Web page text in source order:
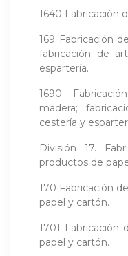
1640 Fabricación
169 Fabricación
fabricación de
espartería.
1690
madera;
cestería y
División 17.
productos de
170 Fabricación
papel y cartón.
1701 Fabricación
papel y cartón.